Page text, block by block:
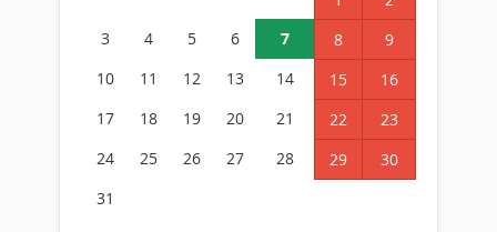
3
4 5 6 7 8
9
10
11 12 13 14 15
16
17
18 19 20 21 22
23
24
25 26 27 28 29
30
31